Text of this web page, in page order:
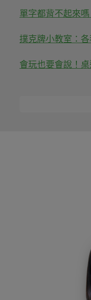
單字都背不起來
撲克牌小教室：
會玩也要會說！